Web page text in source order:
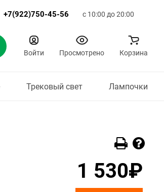
+7(922)750-45-56 с 10:00 до 20:00
Войти Просмотрено Корзина
Трековый свет Лампочки
1 530₽